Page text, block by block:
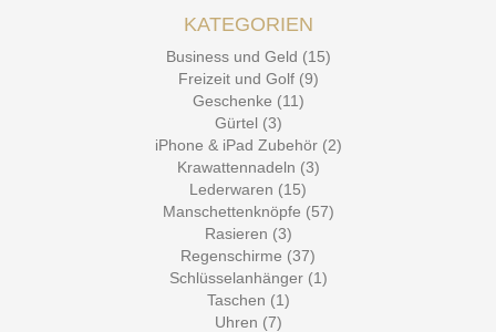
KATEGORIEN
Business und Geld (15)
Freizeit und Golf (9)
Geschenke (11)
Gürtel (3)
iPhone & iPad Zubehör (2)
Krawattennadeln (3)
Lederwaren (15)
Manschettenknöpfe (57)
Rasieren (3)
Regenschirme (37)
Schlüsselanhänger (1)
Taschen (1)
Uhren (7)